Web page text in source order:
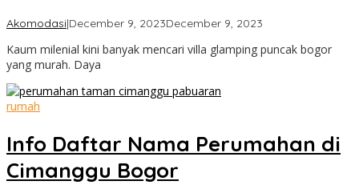
Akomodasi|December 9, 2023December 9, 2023
Bogor
Kaum milenial kini banyak mencari villa glamping puncak bogor
yang murah. Daya
rumah
Info Daftar Nama Perumahan di
Cimanggu Bogor